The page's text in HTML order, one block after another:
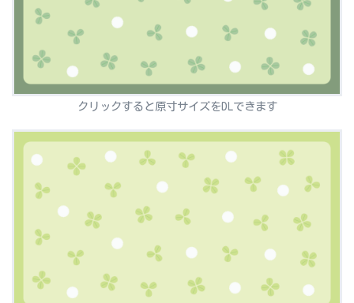
クリックすると原寸サイズをDLできます